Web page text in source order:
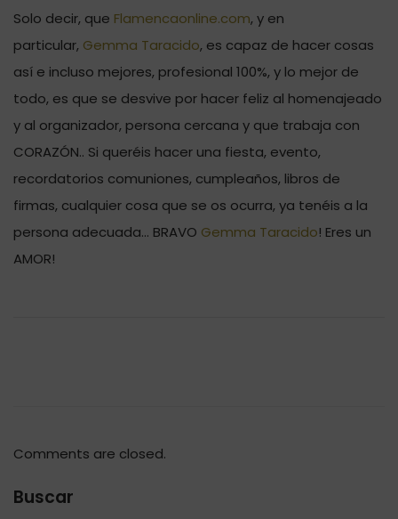
Solo decir, que Flamencaonline.com, y en
particular, Gemma Taracido, es capaz de hacer cosas
así e incluso mejores, profesional 100%, y lo mejor de
todo, es que se desvive por hacer feliz al homenajeado
y al organizador, persona cercana y que trabaja con
CORAZÓN.. Si queréis hacer una fiesta, evento,
recordatorios comuniones, cumpleaños, libros de
firmas, cualquier cosa que se os ocurra, ya tenéis a la
persona adecuada… BRAVO Gemma Taracido! Eres un
AMOR!
Comments are closed.
Buscar